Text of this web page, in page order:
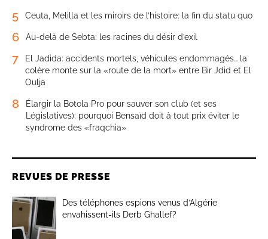
5 Ceuta, Melilla et les miroirs de l’histoire: la fin du statu quo
6 Au-delà de Sebta: les racines du désir d’exil
7
El Jadida: accidents mortels, véhicules endommagés… la
colère monte sur la «route de la mort» entre Bir Jdid et El
Oulja
8
Élargir la Botola Pro pour sauver son club (et ses
Législatives): pourquoi Bensaïd doit à tout prix éviter le
syndrome des «fraqchia»
REVUES DE PRESSE
Des téléphones espions venus d’Algérie
envahissent-ils Derb Ghallef?